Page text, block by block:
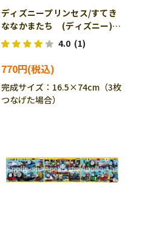
ディズニープリンセス/すてき
ななかまたち (ディズニー)
8ピース APO-24-188
［CP-IT］
4.0 (1)
770円
完成サイズ：16.5×74cm（3枚
つなげた場合）